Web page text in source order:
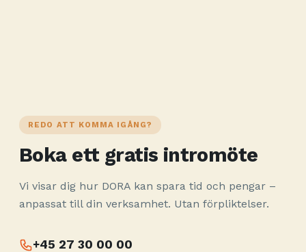
REDO ATT KOMMA IGÅNG?
Boka ett gratis intromöte
Vi visar dig hur DORA kan spara tid och pengar –
anpassat till din verksamhet. Utan förpliktelser.
+45 27 30 00 00